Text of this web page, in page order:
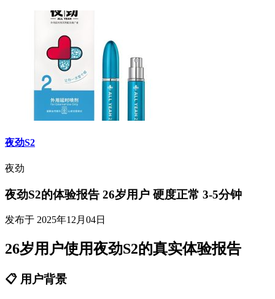
夜劲S2
夜劲
夜劲S2的体验报告 26岁用户 硬度正常 3-5分钟
发布于 2025年12月04日
26岁用户使用夜劲S2的真实体验报告
📋 用户背景